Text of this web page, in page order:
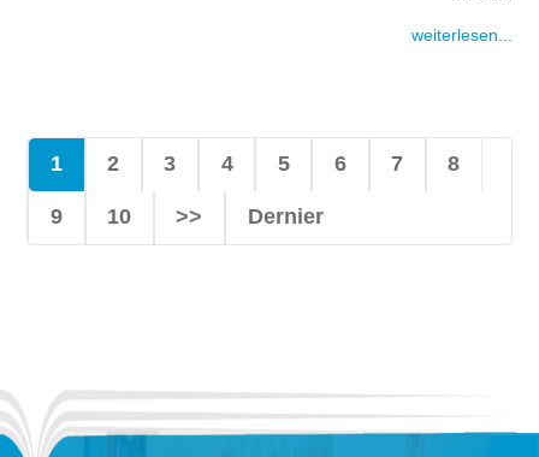
weiterlesen...
1 2 3 4 5 6 7
8
9
10 >> Dernier